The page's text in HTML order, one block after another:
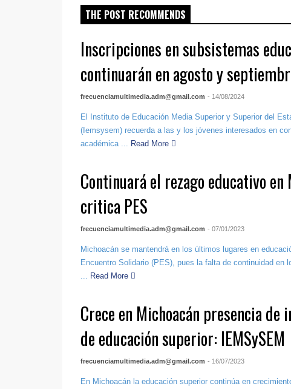
THE POST RECOMMENDS
Inscripciones en subsistemas
continuarán en agosto y
frecuenciamultimedia.adm@gmail.com - 14/08/2024
El Instituto de Educación Media Superior y Superior del
(Iemsysem) recuerda a las y los jóvenes interesados en
académica ...
Read More
Continuará el rezago educativo en
critica PES
frecuenciamultimedia.adm@gmail.com - 07/01/2023
Michoacán se mantendrá en los últimos lugares en
Encuentro Solidario (PES), pues la falta de continuidad en
Read More
Crece en Michoacán presencia de
de educación superior: IEMSySEM
frecuenciamultimedia.adm@gmail.com - 16/07/2023
En Michoacán la educación superior continúa en